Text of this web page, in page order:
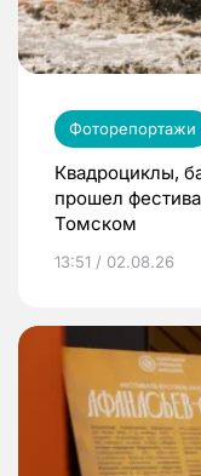
Фоторепортажи
Квадроциклы,
прошел
Томском
13:51 / 02.08.26